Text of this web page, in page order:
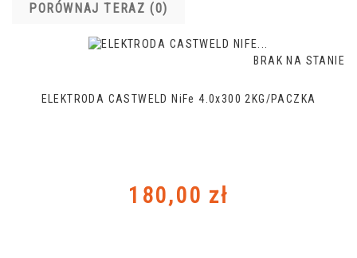
PORÓWNAJ TERAZ (0)‎
BRAK NA STANIE
ELEKTRODA CASTWELD NiFe 4.0x300 2KG/PACZKA
Cena
180,00 zł